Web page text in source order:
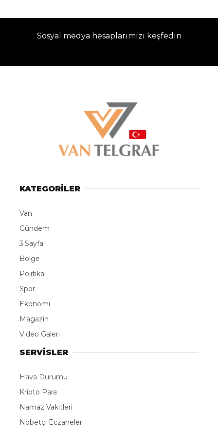
Sosyal medya hesaplarımızı keşfedin
KATEGORİLER
Van
Gündem
3.Sayfa
Bölge
Politika
Spor
Ekonomi
Magazin
Video Galeri
SERVİSLER
Hava Durumu
Kripto Para
Namaz Vakitleri
Nöbetçi Eczaneler